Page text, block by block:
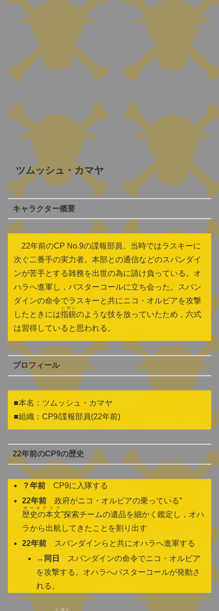
ツムッシュ・カマヤ
キャラクター概要
22年前のCP No.9の諜報部員。当時ではラスキーに
次ぐ二番手の実力者。本部との通信などのスパンダイ
ンが苦手とする雑務を出世の為に請け負っている。オ
ハラへ進軍し，バスターコールに立ち会った。スパン
ダインの命令でラスキーと共にニコ・オルビアを攻撃
したときには指銃
シガン
のような技を放っていたため，六式
は習得していると思われる。
プロフィール
■本名：ツムッシュ・カマヤ
■組織：CP9/諜報部員(22年前)
22年前のCP9の歴史
？年前 CP9に入隊する
22年前 政府がニコ・オルビアの乗っている”
歴史の本文
ポーネグリフ
”探索チームの遺品を細かく鑑定し，オハ
ラから出航してきたことを割り出す
22年前 スパンダインらと共にオハラへ進軍する
→同日
スパンダインの命令でニコ・オルビア
を攻撃する。オハラへバスターコールが発動さ
れる。
シガン